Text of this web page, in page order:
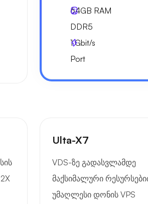
64GB RAM
DDR5
1Gbit/s
Port
Ulta-X7
VDS-ზე გადასვლამდე
მაქსიმალური
უმაღლესი დონის VPS